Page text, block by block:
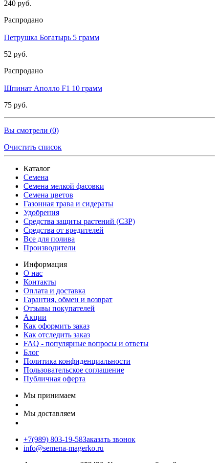
240 руб.
Распродано
Петрушка Богатырь 5 грамм
52 руб.
Распродано
Шпинат Аполло F1 10 грамм
75 руб.
Вы смотрели (0)
Очистить список
Каталог
Семена
Семена мелкой фасовки
Семена цветов
Газонная трава и сидераты
Удобрения
Средства защиты растений (СЗР)
Средства от вредителей
Все для полива
Производители
Информация
О нас
Контакты
Оплата и доставка
Гарантия, обмен и возврат
Отзывы покупателей
Акции
Как оформить заказ
Как отследить заказ
FAQ - популярные вопросы и ответы
Блог
Политика конфиденциальности
Пользовательское соглашение
Публичная оферта
Мы принимаем
Мы доставляем
+7(989) 803-19-58Заказать звонок
info@semena-magerko.ru